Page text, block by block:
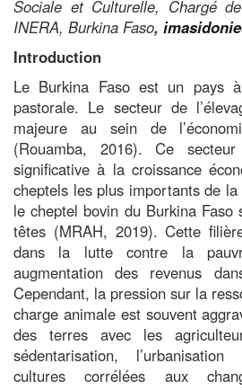
Sociale et Culturelle, Chargé
INERA, Burkina Faso,
Introduction
Le Burkina Faso est un pays
pastorale. Le secteur de
majeure au sein de
(Rouamba, 2016). Ce
significative à la croissance
cheptels les plus importants de
le cheptel bovin du Burkina Faso
têtes (MRAH, 2019). Cette
dans la lutte contre la
augmentation des revenus
Cependant, la pression sur la
charge animale est souvent
des terres avec les
sédentarisation,
cultures corrélées aux